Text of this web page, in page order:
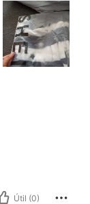
Útil (0)